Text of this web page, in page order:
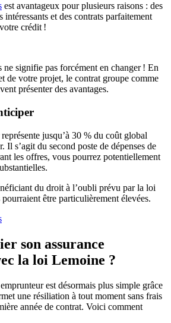
est avantageux pour plusieurs raisons : des
et des contrats parfaitement
crédit !
ne signifie pas forcément en changer ! En
de votre projet, le contrat groupe comme
présenter des avantages.
jusqu’à 30 % du coût global
Il s’agit du second poste de dépenses de
les offres, vous pourrez potentiellement
du droit à l’oubli prévu par la loi
être particulièrement élevées.
son assurance
la loi Lemoine ?
est désormais plus simple grâce
une résiliation à tout moment sans frais
année de contrat. Voici comment